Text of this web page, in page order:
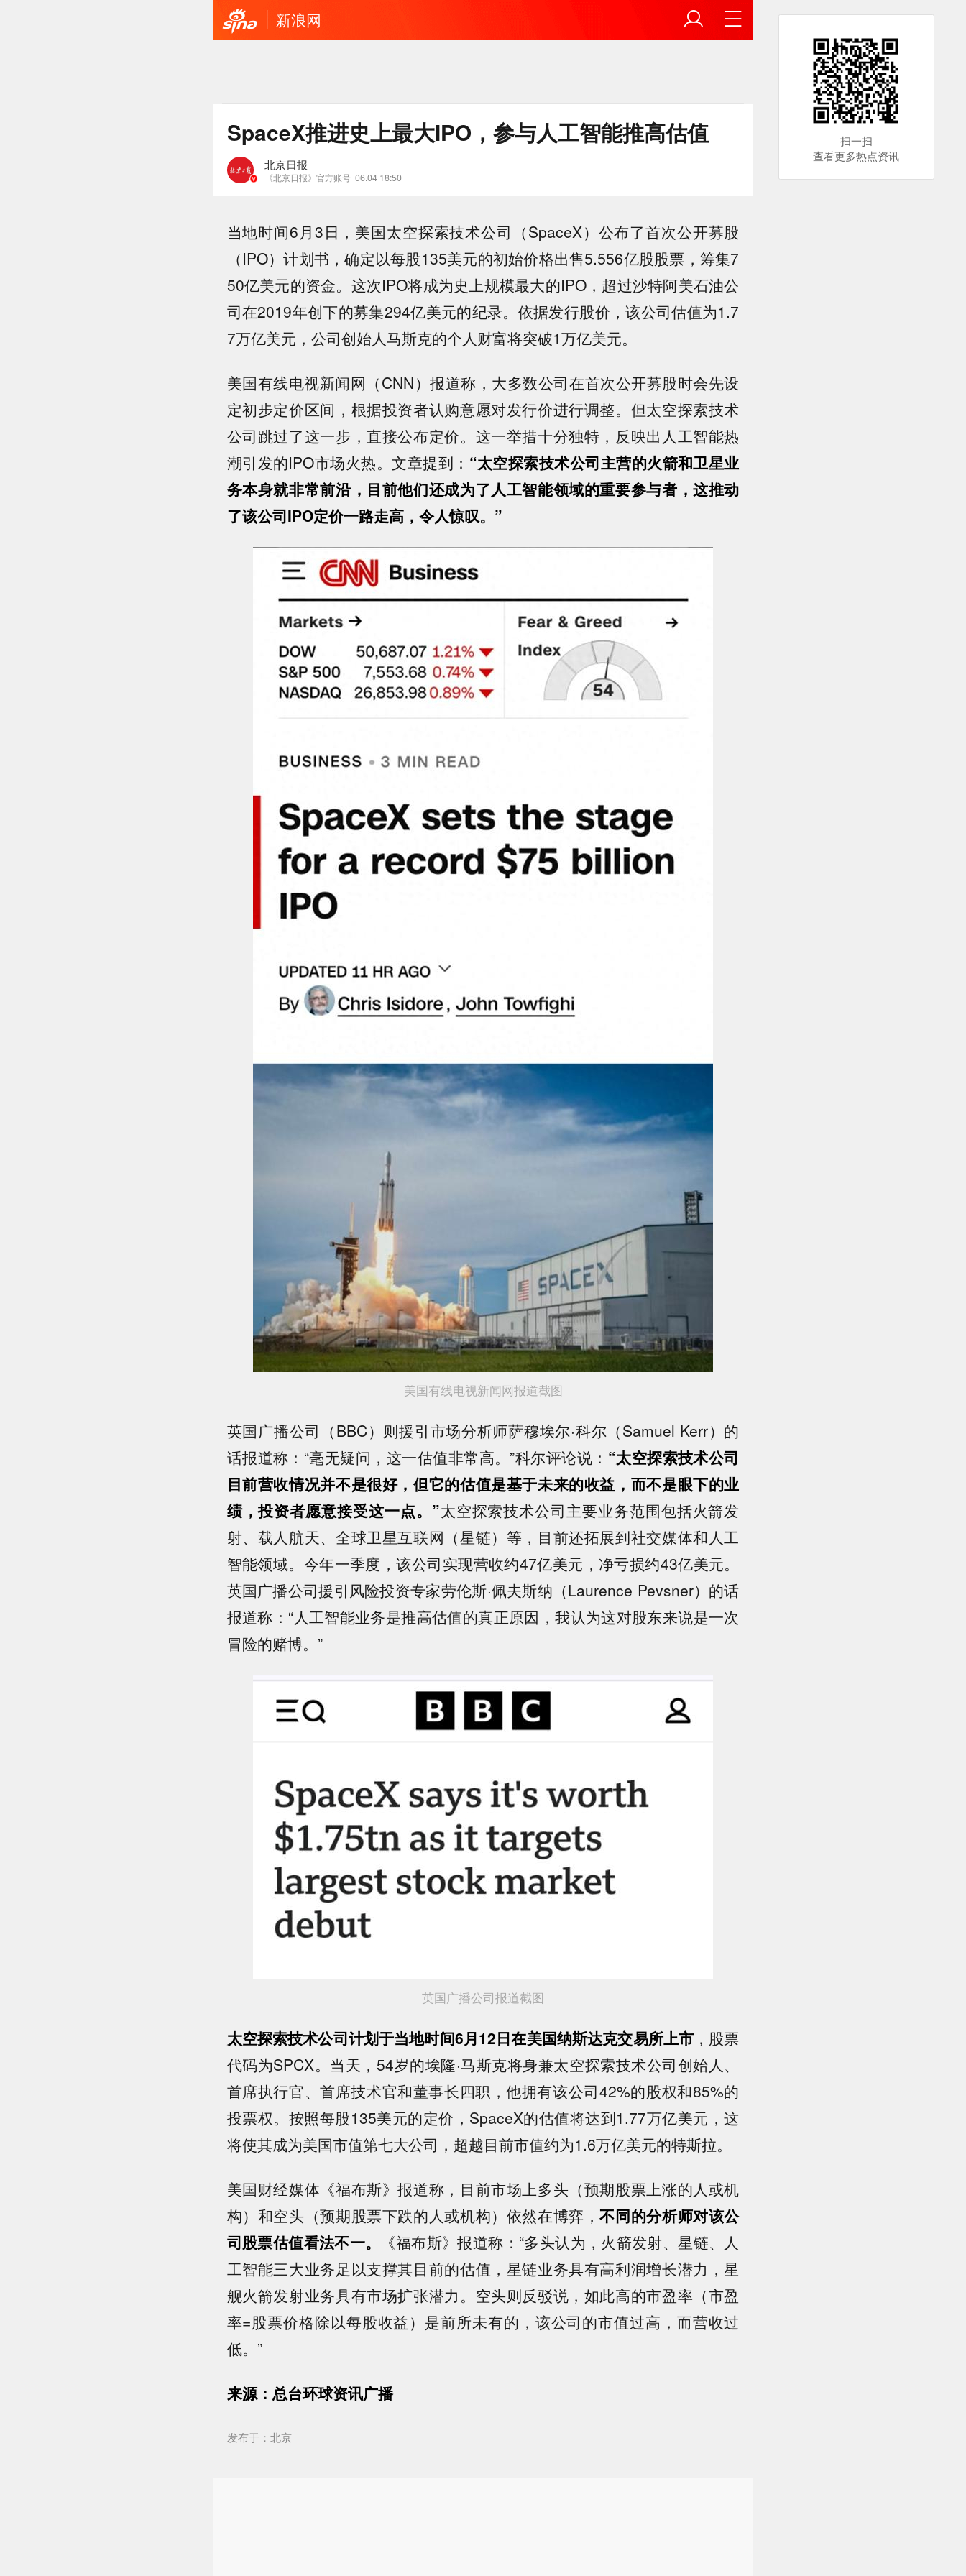
新浪网
SpaceX推进史上最大IPO，参与人工智能推高估值
北京日报
《北京日报》官方账号 06.04 18:50
当地时间6月3日，美国太空探索技术公司（SpaceX）公布了首次公开募股
（IPO）计划书，确定以每股135美元的初始价格出售5.556亿股股票，筹集7
50亿美元的资金。这次IPO将成为史上规模最大的IPO，超过沙特阿美石油公
司在2019年创下的募集294亿美元的纪录。依据发行股价，该公司估值为1.7
7万亿美元，公司创始人马斯克的个人财富将突破1万亿美元。
美国有线电视新闻网（CNN）报道称，大多数公司在首次公开募股时会先设
定初步定价区间，根据投资者认购意愿对发行价进行调整。但太空探索技术
公司跳过了这一步，直接公布定价。这一举措十分独特，反映出人工智能热
潮引发的IPO市场火热。文章提到： “太空探索技术公司主营的火箭和卫星业
务本身就非常前沿，目前他们还成为了人工智能领域的重要参与者，这推动
了该公司IPO定价一路走高，令人惊叹。”
美国有线电视新闻网报道截图
英国广播公司（BBC）则援引市场分析师萨穆埃尔·科尔（Samuel Kerr）的
话报道称：“毫无疑问，这一估值非常高。”科尔评论说： “太空探索技术公司
目前营收情况并不是很好，但它的估值是基于未来的收益，而不是眼下的业
绩，投资者愿意接受这一点。”太空探索技术公司主要业务范围包括火箭发
射、载人航天、全球卫星互联网（星链）等，目前还拓展到社交媒体和人工
智能领域。今年一季度，该公司实现营收约47亿美元，净亏损约43亿美元。
英国广播公司援引风险投资专家劳伦斯·佩夫斯纳（Laurence Pevsner）的话
报道称：“人工智能业务是推高估值的真正原因，我认为这对股东来说是一次
冒险的赌博。”
英国广播公司报道截图
太空探索技术公司计划于当地时间6月12日在美国纳斯达克交易所上市 ，股票
代码为SPCX。当天，54岁的埃隆·马斯克将身兼太空探索技术公司创始人、
首席执行官、首席技术官和董事长四职，他拥有该公司42%的股权和85%的
投票权。按照每股135美元的定价，SpaceX的估值将达到1.77万亿美元，这
将使其成为美国市值第七大公司，超越目前市值约为1.6万亿美元的特斯拉。
美国财经媒体《福布斯》报道称，目前市场上多头（预期股票上涨的人或机
构）和空头（预期股票下跌的人或机构）依然在博弈，不同的分析师对该公
司股票估值看法不一。
《福布斯》报道称：“多头认为，火箭发射、星链、人
工智能三大业务足以支撑其目前的估值，星链业务具有高利润增长潜力，星
舰火箭发射业务具有市场扩张潜力。空头则反驳说，如此高的市盈率（市盈
率=股票价格除以每股收益）是前所未有的，该公司的市值过高，而营收过
低。”
来源：总台环球资讯广播
发布于：北京
扫一扫
查看更多热点资讯